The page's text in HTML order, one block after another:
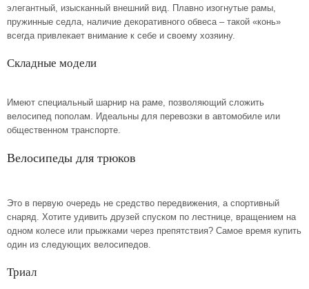
элегантный, изысканный внешний вид. Плавно изогнутые рамы,
пружинные седла, наличие декоративного обвеса – такой «конь»
всегда привлекает внимание к себе и своему хозяину.
Складные модели
Имеют специальный шарнир на раме, позволяющий сложить
велосипед пополам. Идеальны для перевозки в автомобиле или
общественном транспорте.
Велосипеды для трюков
Это в первую очередь не средство передвижения, а спортивный
снаряд. Хотите удивить друзей спуском по лестнице, вращением на
одном колесе или прыжками через препятствия? Самое время купить
один из следующих велосипедов.
Триал